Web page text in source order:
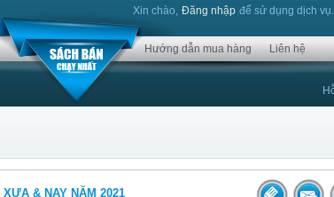
Xin chào, Đăng nhập để sử dụng dịch
Hướng dẫn mua hàng Liên hệ
XƯA & NAY NĂM 2021